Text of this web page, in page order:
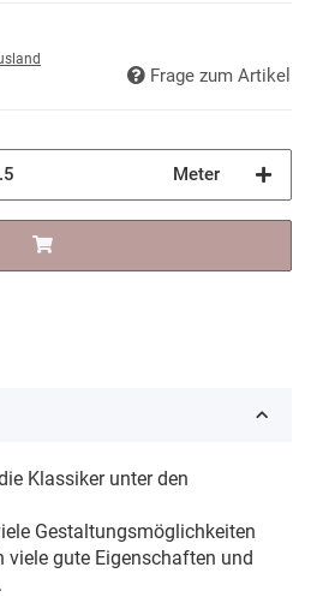
Frage zum Artikel
Meter
Klassiker unter den
Gestaltungsmöglichkeiten
viele gute Eigenschaften und